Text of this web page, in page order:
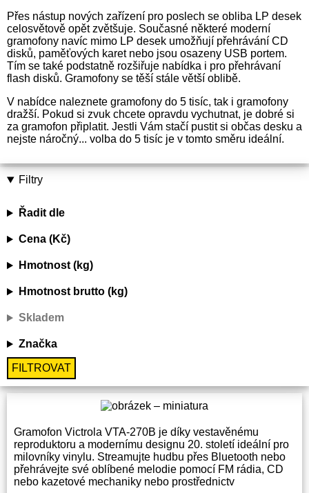
Přes nástup nových zařízení pro poslech se obliba LP desek
celosvětově opět zvětšuje. Současné některé moderní
gramofony navíc mimo LP desek umožňují přehrávání CD
disků, paměťových karet nebo jsou osazeny USB portem.
Tím se také podstatně rozšiřuje nabídka i pro přehrávaní
flash disků. Gramofony se těší stále větší oblibě.
V nabídce naleznete gramofony do 5 tisíc, tak i gramofony
dražší. Pokud si zvuk chcete opravdu vychutnat, je dobré si
za gramofon připlatit. Jestli Vám stačí pustit si občas desku a
nejste náročný... volba do 5 tisíc je v tomto směru ideální.
Filtry
Řadit dle
Cena (Kč)
Hmotnost (kg)
Hmotnost brutto (kg)
Skladem
Značka
FILTROVAT
Gramofon Victrola VTA-270B je díky vestavěnému
reproduktoru a modernímu designu 20. století ideální pro
milovníky vinylu. Streamujte hudbu přes Bluetooth nebo
přehrávejte své oblíbené melodie pomocí FM rádia, CD
nebo kazetové mechaniky nebo prostřednictv